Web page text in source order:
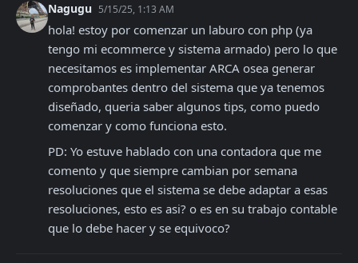
Nagugu 5/15/25, 1:13 AM
hola! estoy por comenzar un laburo con php (ya
tengo mi ecommerce y sistema armado) pero lo que
necesitamos es implementar ARCA osea generar
comprobantes dentro del sistema que ya tenemos
diseñado, queria saber algunos tips, como puedo
comenzar y como funciona esto.
PD: Yo estuve hablado con una contadora que me
comento y que siempre cambian por semana
resoluciones que el sistema se debe adaptar a esas
resoluciones, esto es asi? o es en su trabajo contable
que lo debe hacer y se equivoco?